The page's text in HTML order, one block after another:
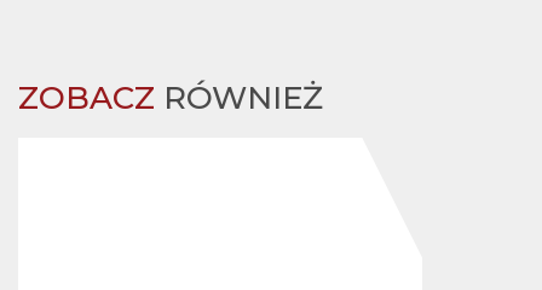
ZOBACZ RÓWNIEŻ